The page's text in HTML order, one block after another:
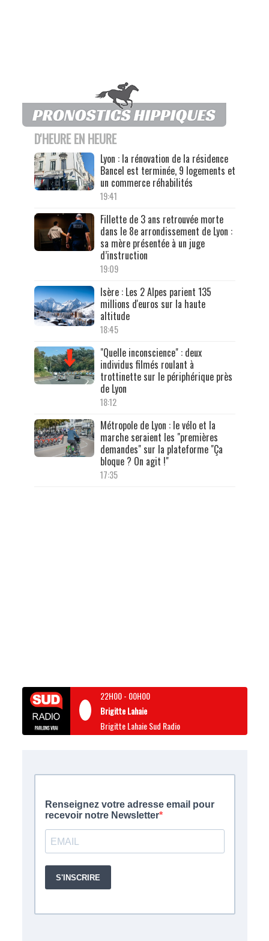
D'HEURE EN HEURE
Lyon : la rénovation de la résidence
Bancel est terminée, 9 logements et
un commerce réhabilités
19:41
Fillette de 3 ans retrouvée morte
dans le 8e arrondissement de Lyon :
sa mère présentée à un juge
d’instruction
19:09
Isère : Les 2 Alpes parient 135
millions d'euros sur la haute
altitude
18:45
"Quelle inconscience" : deux
individus filmés roulant à
trottinette sur le périphérique près
de Lyon
18:12
Métropole de Lyon : le vélo et la
marche seraient les "premières
demandes" sur la plateforme "Ça
bloque ? On agit !"
17:35
22H00- 00H00
Brigitte Lahaie
Brigitte Lahaie Sud Radio